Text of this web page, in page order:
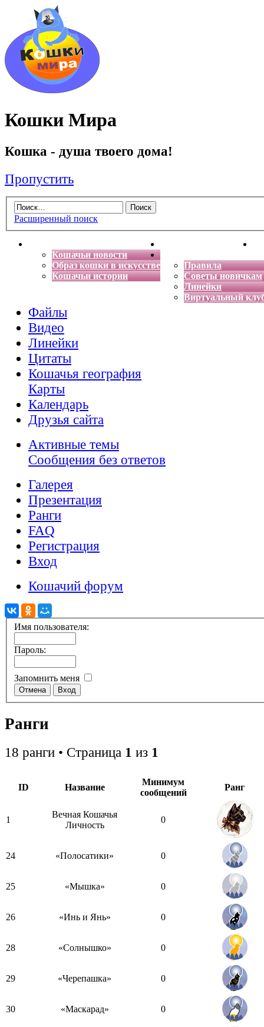
Кошки Мира
Кошка - душа твоего дома!
Пропустить
Расширенный поиск
Кошачьи новости
Образ кошки в искусстве
Кошачьи истории
Энциклопедия кошек
Правила
Советы новичкам
Линейки
Виртуальный
Файлы
Видео
Линейки
Цитаты
Кошачья география
Карты
Календарь
Друзья сайта
Активные темы
Сообщения без ответов
Галерея
Презентация
Ранги
FAQ
Регистрация
Вход
Кошачий форум
Имя пользователя:
Пароль:
Запомнить меня
Ранги
18 ранги • Страница 1 из 1
ID Название
Минимум
сообщений
Ранг
1
Вечная Кошачья
Личность
0
24 «Полосатики» 0
25 «Мышка» 0
26 «Инь и Янь» 0
28 «Солнышко» 0
29 «Черепашка» 0
30 «Маскарад» 0